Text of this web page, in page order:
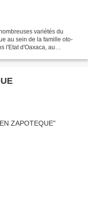
variétés du
au sein de la famille oto-
l'Etat d'Oaxaca, au